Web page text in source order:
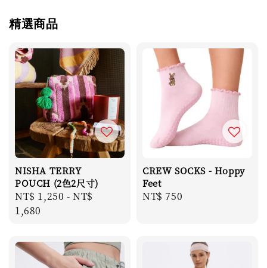
精選商品
NISHA TERRY
POUCH (2色2尺寸)
Regular
price
NT$ 1,250 -NT$
1,680
CREW SOCKS - Hoppy
Feet
Regular
NT$ 750